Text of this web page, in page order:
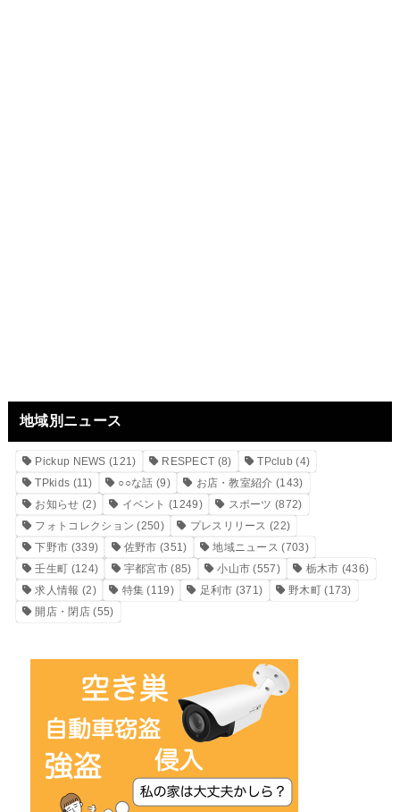
地域別ニュース
Pickup NEWS (121) RESPECT (8) TPclub (4)
TPkids (11) ○○な話 (9) お店・教室紹介 (143)
お知らせ (2) イベント (1249) スポーツ (872)
フォトコレクション (250) プレスリリース (22)
下野市 (339) 佐野市 (351) 地域ニュース (703)
壬生町 (124) 宇都宮市 (85) 小山市 (557) 栃木市 (436)
求人情報 (2) 特集 (119) 足利市 (371) 野木町(173)
開店・閉店(55)